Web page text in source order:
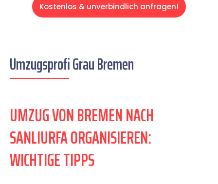
Kostenlos & unverbindlich anfragen!
Umzugsprofi Grau Bremen
UMZUG VON BREMEN NACH
SANLIURFA ORGANISIEREN:
WICHTIGE TIPPS